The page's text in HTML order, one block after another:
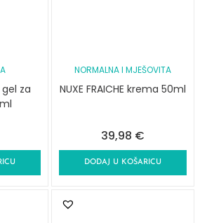
gel za
NORMALNA I MJEŠOVITA
NUXE FRAICHE krema 50ml
39,98 €
DODAJ U KOŠARICU